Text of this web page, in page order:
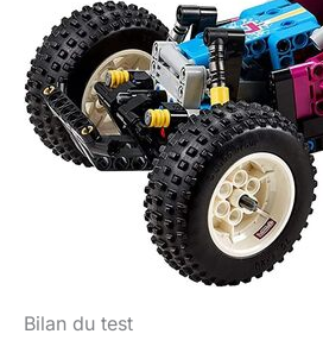
Bilan du test